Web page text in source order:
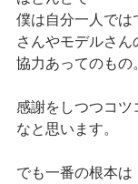
僕は自分一人では
さんやモデルさん
協力あってのもの。
感謝をしつつコツ
なと思います。
でも一番の根本は